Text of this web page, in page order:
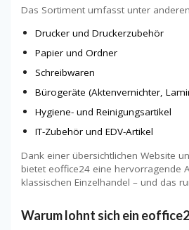
Das Sortiment umfasst unter
Drucker und Druckerzubehör
Papier und Ordner
Schreibwaren
Bürogeräte (Aktenvernichter,
Hygiene- und Reinigungsartikel
IT-Zubehör und EDV-Artikel
Dank einer übersichtlichen Website
bietet eoffice24 eine hervorragende
klassischen Einzelhandel – und das
Warum lohnt sich ein